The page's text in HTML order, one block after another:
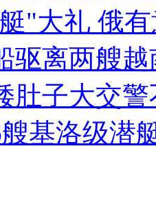
主义
不公正
"大礼 俄
驱离两艘
肚子大交
基洛级潜